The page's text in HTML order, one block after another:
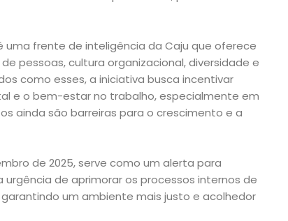
uma frente de inteligência da Caju que oferece
pessoas, cultura organizacional, diversidade e
como esses, a iniciativa busca incentivar
e o bem-estar no trabalho, especialmente em
ainda são barreiras para o crescimento e a
de 2025, serve como um alerta para
urgência de aprimorar os processos internos de
um ambiente mais justo e acolhedor